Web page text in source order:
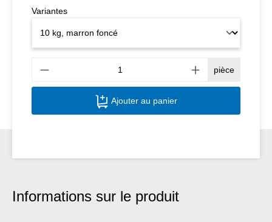
Variantes
pièce
Ajouter au panier
Informations sur le produit